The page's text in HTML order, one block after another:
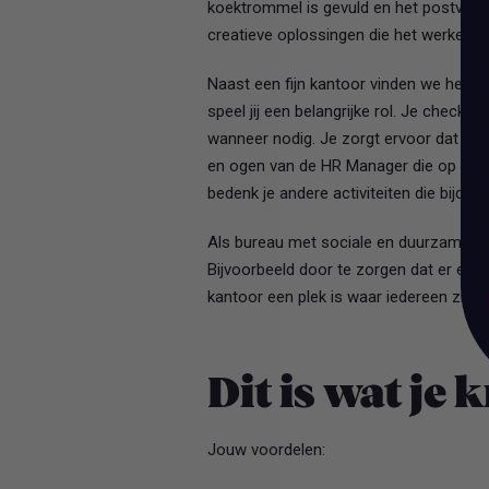
koektrommel is gevuld en het
creatieve oplossingen die het werken
Naast een fijn kantoor vinden we het
speel jij een belangrijke rol. Je checkt
wanneer nodig. Je zorgt ervoor dat
en ogen van de HR Manager die op
bedenk je andere activiteiten die
Als bureau met sociale en duurzame
Bijvoorbeeld door te zorgen dat er
kantoor een plek is waar iedereen zich
Dit is wat je
Jouw voordelen: